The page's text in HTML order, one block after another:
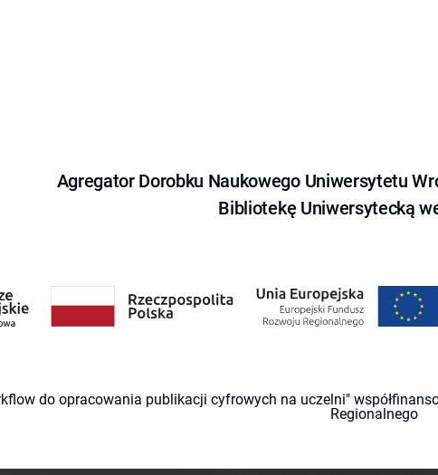
Agregator Dorobku Naukowego Uniwersytetu
Bibliotekę Uniwersytecką
do opracowania publikacji cyfrowych na uczelni"
Regionalnego